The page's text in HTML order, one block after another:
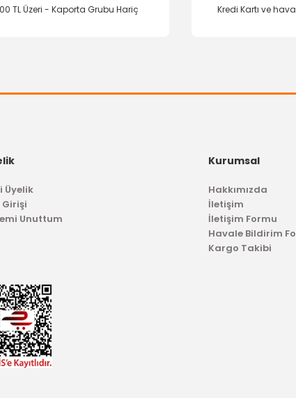
Transit V184
313,95 TL
TL Üzeri - Kaporta Grubu Hariç Kredi Kartı ve
Üyelik
Girişi
Unuttum
Kurumsal
Hakkımızda
İletişim
İletişim Formu
Havale Bildirim
Kargo Takibi